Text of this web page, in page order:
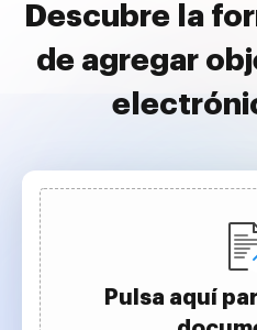
Descubre la
de agregar
Pulsa aquí